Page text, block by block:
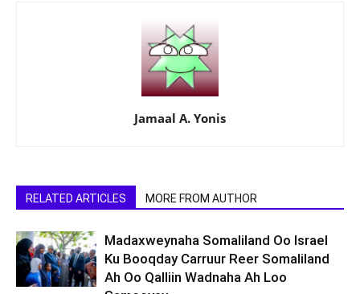
Jamaal A. Yonis
RELATED ARTICLES MORE FROM AUTHOR
Madaxweynaha Somaliland Oo Israel
Ku Booqday Carruur Reer Somaliland
Ah Oo Qalliin Wadnaha Ah Loo